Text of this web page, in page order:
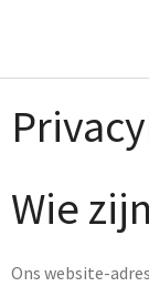
Wie
Ons website-